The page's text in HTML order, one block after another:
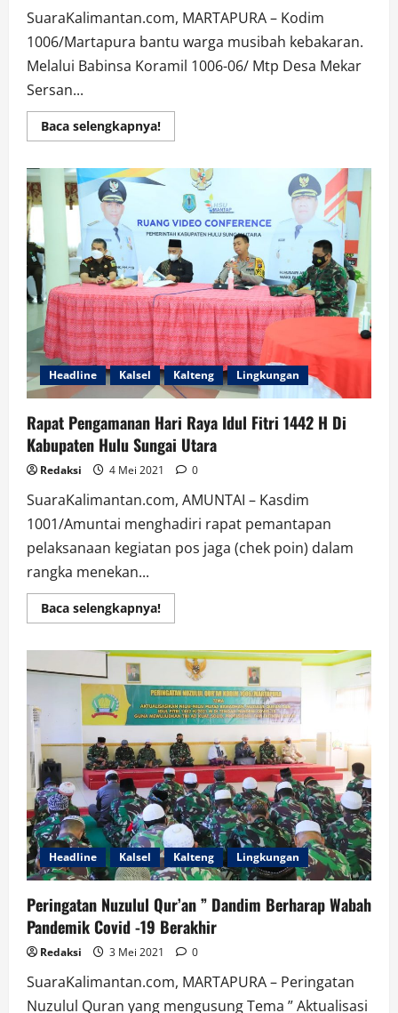
SuaraKalimantan.com, MARTAPURA – Kodim
1006/Martapura bantu warga musibah kebakaran.
Melalui Babinsa Koramil 1006-06/ Mtp Desa Mekar
Sersan...
Baca selengkapnya!Read
more
Musibah
Kebakaran
Mendapat
Perhatian
TNI,
Terima
Bantuan
Sembako
dan
Tali
Asih
Headline Kalsel Kalteng Lingkungan
Rapat Pengamanan Hari Raya Idul Fitri 1442 H Di
Kabupaten Hulu Sungai Utara
Redaksi 4 Mei 2021 0
SuaraKalimantan.com, AMUNTAI – Kasdim
1001/Amuntai menghadiri rapat pemantapan
pelaksanaan kegiatan pos jaga (chek poin) dalam
rangka menekan...
Baca selengkapnya!Read
more
Pengamanan
Hari
Raya
Idul
Fitri
1442
H
Di
Kabupaten
Hulu
Sungai
Utara
Headline Kalsel Kalteng Lingkungan
Peringatan Nuzulul Qur’an ” Dandim Berharap Wabah
Pandemik Covid -19 Berakhir
Redaksi 3 Mei 2021 0
SuaraKalimantan.com, MARTAPURA – Peringatan
Nuzulul Quran yang mengusung Tema ” Aktualisasi